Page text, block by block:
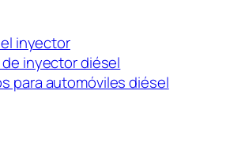
inyector
inyector diésel
para automóviles diésel